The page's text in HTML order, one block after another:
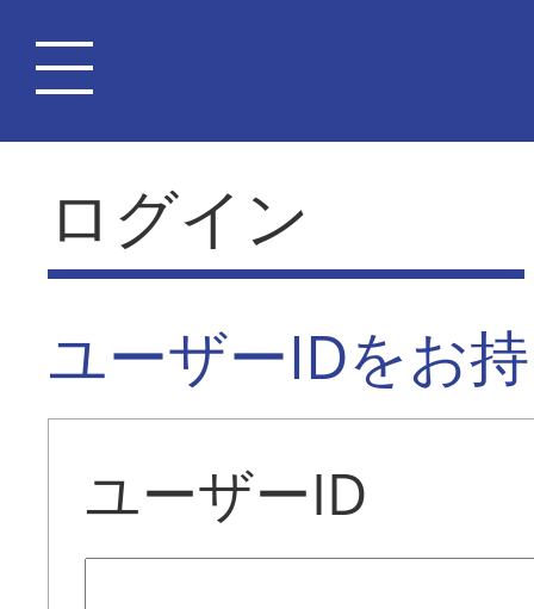
ログイン
ユーザーIDをお
ユーザーID